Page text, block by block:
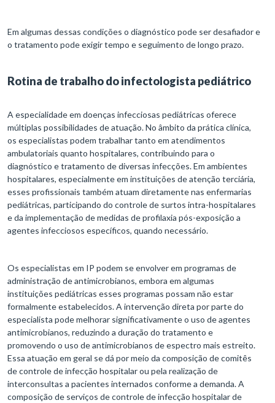
Em algumas dessas condições o diagnóstico pode ser desafiador e
o tratamento pode exigir tempo e seguimento de longo prazo.
Rotina de trabalho do infectologista pediátrico
A especialidade em doenças infecciosas pediátricas oferece
múltiplas possibilidades de atuação. No âmbito da prática clínica,
os especialistas podem trabalhar tanto em atendimentos
ambulatoriais quanto hospitalares, contribuindo para o
diagnóstico e tratamento de diversas infecções. Em ambientes
hospitalares, especialmente em instituições de atenção terciária,
esses profissionais também atuam diretamente nas enfermarias
pediátricas, participando do controle de surtos intra-hospitalares
e da implementação de medidas de profilaxia pós-exposição a
agentes infecciosos específicos, quando necessário.
Os especialistas em IP podem se envolver em programas de
administração de antimicrobianos, embora em algumas
instituições pediátricas esses programas possam não estar
formalmente estabelecidos. A intervenção direta por parte do
especialista pode melhorar significativamente o uso de agentes
antimicrobianos, reduzindo a duração do tratamento e
promovendo o uso de antimicrobianos de espectro mais estreito.
Essa atuação em geral se dá por meio da composição de comitês
de controle de infecção hospitalar ou pela realização de
interconsultas a pacientes internados conforme a demanda. A
composição de serviços de controle de infecção hospitalar de